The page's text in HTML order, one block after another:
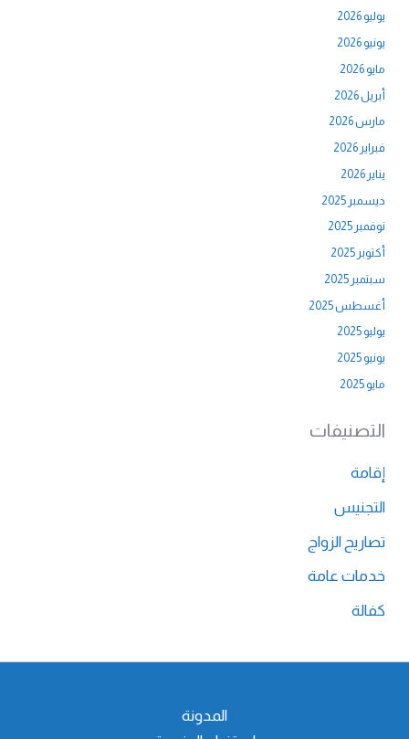
يوليو 2026
يونيو 2026
مايو 2026
أبريل 2026
مارس 2026
فبراير 2026
يناير 2026
ديسمبر 2025
نوفمبر 2025
أكتوبر 2025
سبتمبر 2025
أغسطس 2025
يوليو 2025
يونيو 2025
مايو 2025
التصنيفات
إقامة
التجنيس
تصاريح الزواج
خدمات عامة
كفالة
المدونة